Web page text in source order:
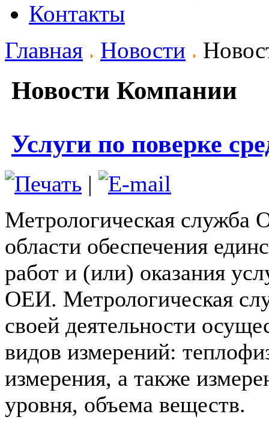
Контакты
Главная
Новости
Новости Компании
Услуги по поверке
|
Метрологическая
области обеспечения
работ и (или) оказания
ОЕИ. Метрологическая
своей деятельности
видов измерений:
измерения, а также
уровня, объема веществ.